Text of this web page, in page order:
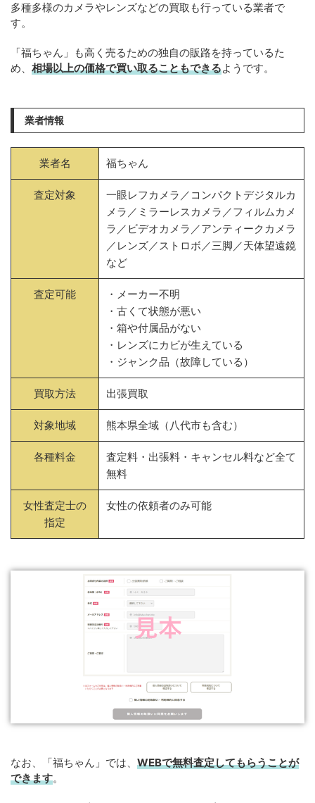
多種多様のカメラやレンズなどの買取も行っている業者で
す。
「福ちゃん」も高く売るための独自の販路を持っているた
め、 相場以上の価格で買い取ることもできるようです。
業者情報
業者名 福ちゃん
査定対象
一眼レフカメラ／コンパクトデジタルカ
メラ／ミラーレスカメラ／フィルムカメ
ラ／ビデオカメラ／アンティークカメラ
／レンズ／ストロボ／三脚／天体望遠鏡
など
査定可能
・メーカー不明
・古くて状態が悪い
・箱や付属品がない
・レンズにカビが生えている
・ジャンク品（故障している）
買取方法 出張買取
対象地域 熊本県全域（八代市も含む）
各種料金
査定料・出張料・キャンセル料など全て
無料
女性査定士の
指定
女性の依頼者のみ可能
なお、「福ちゃん」では、 WEBで無料査定してもらうことが
できます。